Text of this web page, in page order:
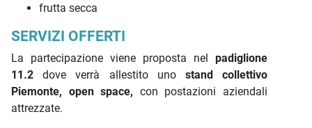
frutta secca
SERVIZI OFFERTI
La partecipazione viene proposta nel padiglione
11.2dove verrà allestito uno stand collettivo
Piemonte, open space, con postazioni aziendali
attrezzate.